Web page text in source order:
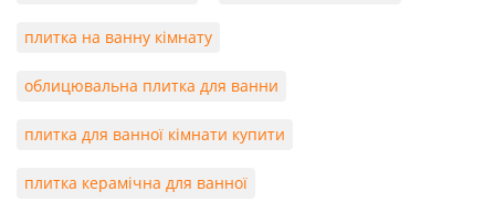
плитка на ванну кімнату
облицювальна плитка для ванни
плитка для ванної кімнати купити
плитка керамічна для ванної